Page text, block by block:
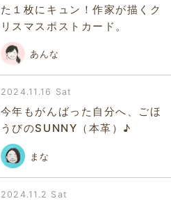
た１枚にキュン！作家が描くク
リスマスポストカード。
あんな
2024.11.16 Sat
今年もがんばった自分へ、ごほ
うびのSUNNY（本革）♪
まな
2024.11.2 Sat